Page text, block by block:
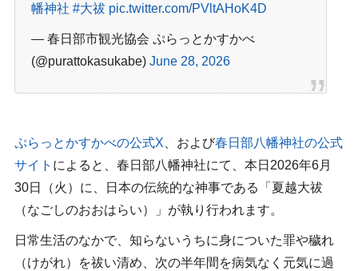
幡神社 #大祓 pic.twitter.com/PVltAHoK4D
— 春日部市観光協会 ぷらっとかすかべ
(@purattokasukabe) June 28, 2026
ぷらっとかすかべの公式X 、および春日部八幡神社の公式
サイト によると、春日部八幡神社にて、本日2026年6月
30日（火）に、日本の伝統的な神事である「夏越大祓
（なごしのおおはらい）」が執り行われます。
日常生活のなかで、知らないうちに身についた罪や穢れ
（けがれ）を祓い清め、次の半年間を病気なく元気に過